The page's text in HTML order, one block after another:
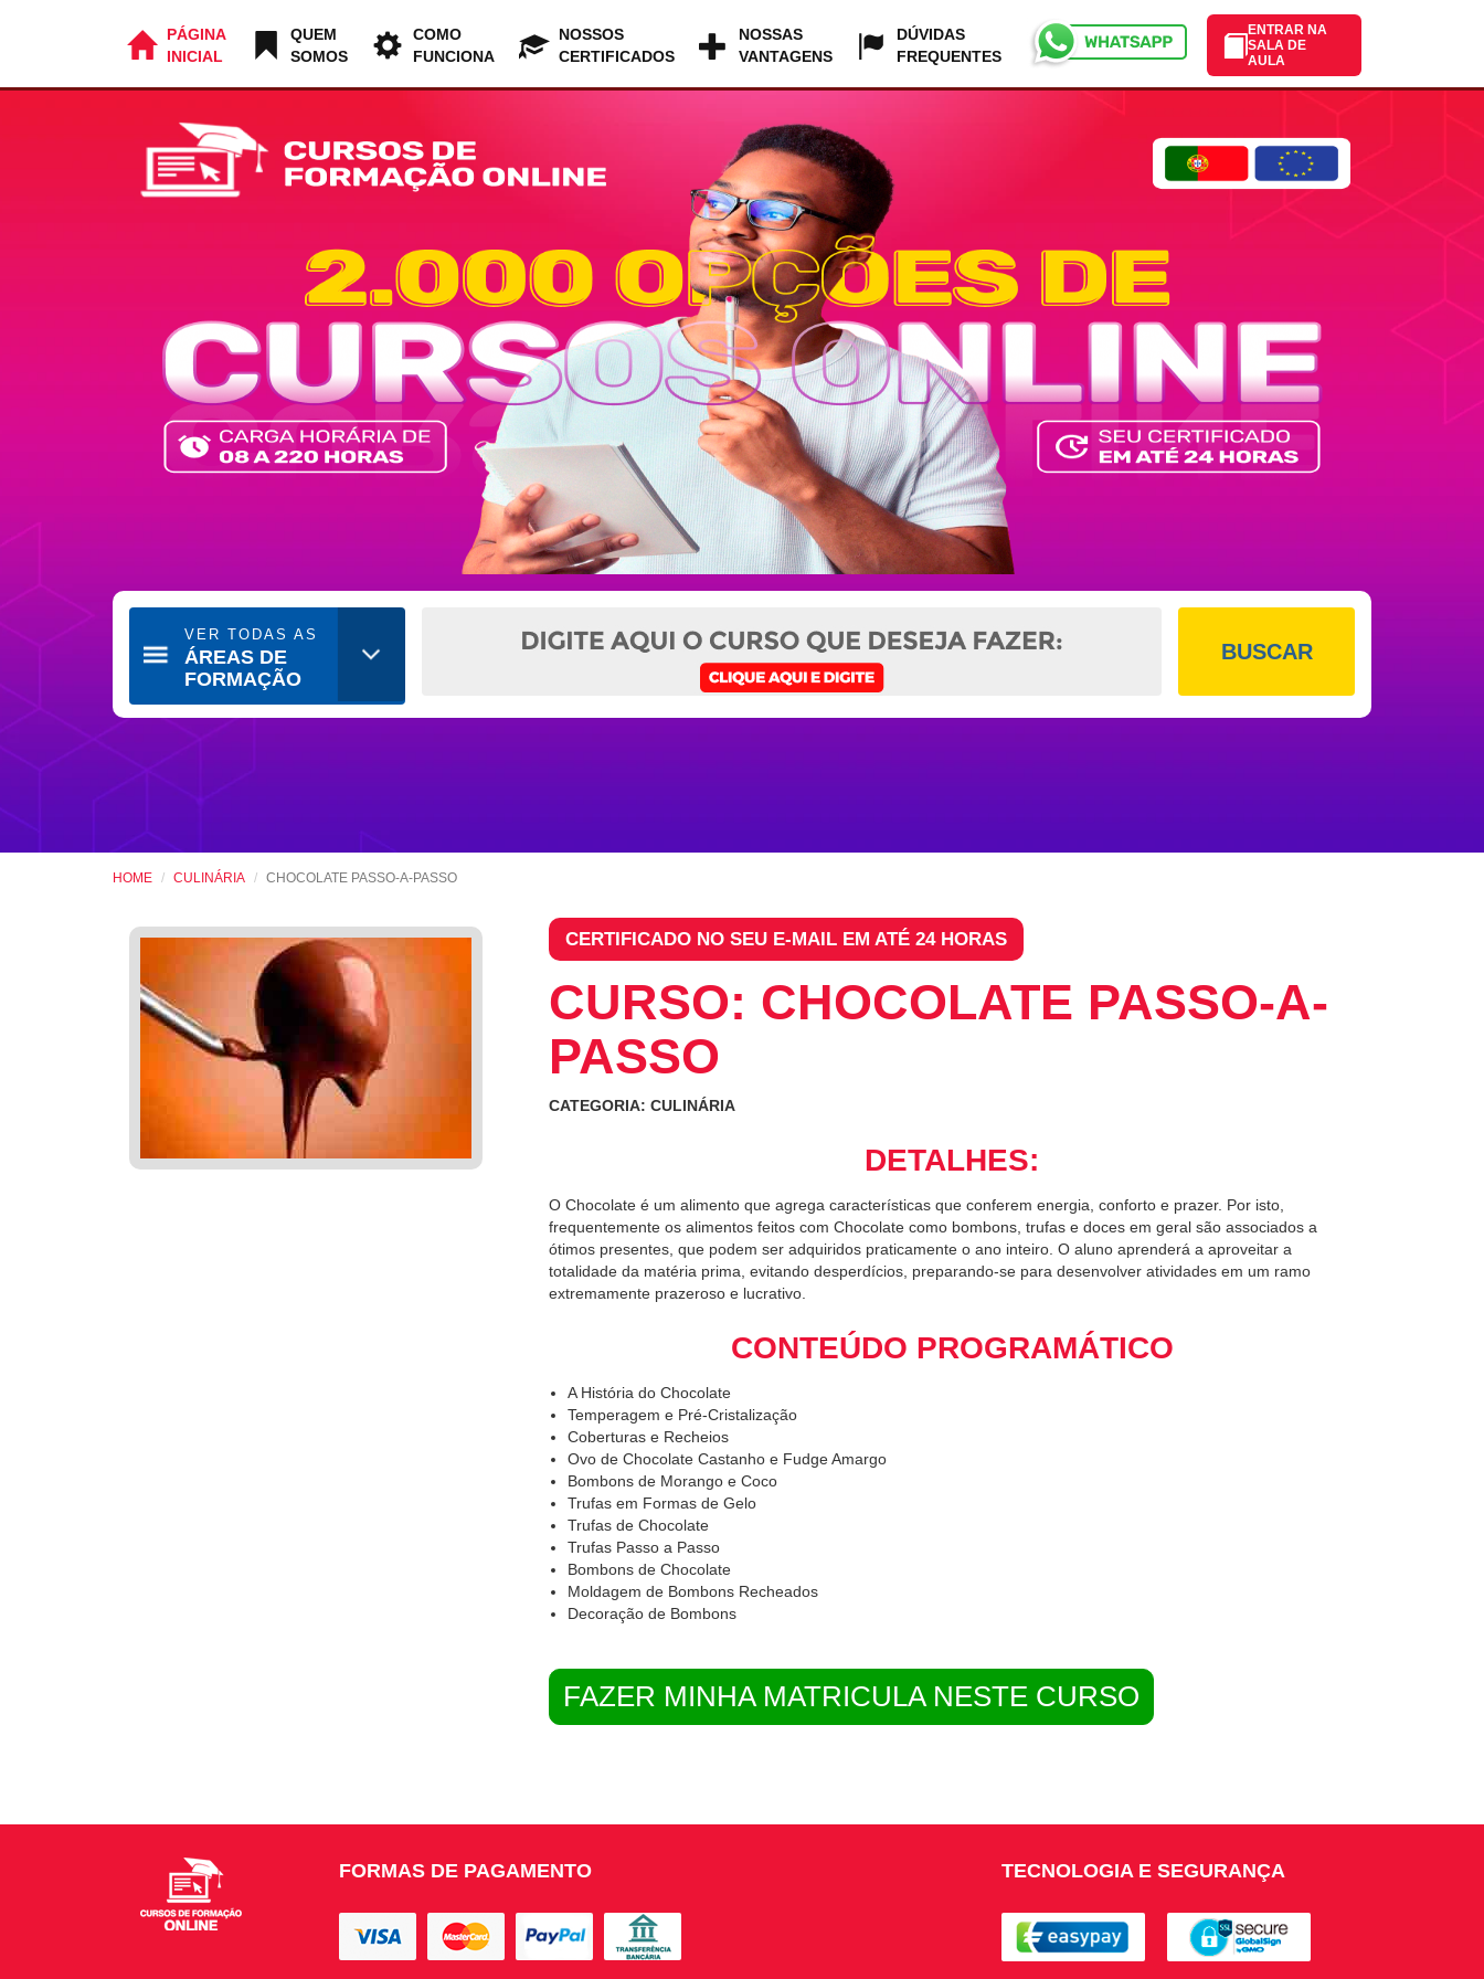
PÁGINA
INICIAL
QUEM
SOMOS
COMO
FUNCIONA
NOSSOS
CERTIFICADOS
NOSSAS
VANTAGENS
DÚVIDAS
FREQUENTES
ENTRAR NA
SALA DE
AULA
VER TODAS AS
ÁREAS DE
FORMAÇÃO
BUSCAR
HOME CULINÁRIA CHOCOLATE PASSO-A-PASSO
CERTIFICADO NO SEU E-MAIL EM ATÉ 24 HORAS
CURSO: CHOCOLATE PASSO-A-
PASSO
CATEGORIA: CULINÁRIA
DETALHES:
O Chocolate é um alimento que agrega características que conferem energia, conforto e prazer. Por isto,
frequentemente os alimentos feitos com Chocolate como bombons, trufas e doces em geral são associados a
ótimos presentes, que podem ser adquiridos praticamente o ano inteiro. O aluno aprenderá a aproveitar a
totalidade da matéria prima, evitando desperdícios, preparando-se para desenvolver atividades em um ramo
extremamente prazeroso e lucrativo.
CONTEÚDO PROGRAMÁTICO
A História do Chocolate
Temperagem e Pré-Cristalização
Coberturas e Recheios
Ovo de Chocolate Castanho e Fudge Amargo
Bombons de Morango e Coco
Trufas em Formas de Gelo
Trufas de Chocolate
Trufas Passo a Passo
Bombons de Chocolate
Moldagem de Bombons Recheados
Decoração de Bombons
FAZER MINHA MATRICULA NESTE CURSO
FORMAS DE PAGAMENTO TECNOLOGIA E SEGURANÇA